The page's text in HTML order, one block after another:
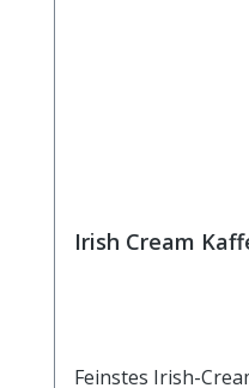
Irish Cream
Feinstes Irish-